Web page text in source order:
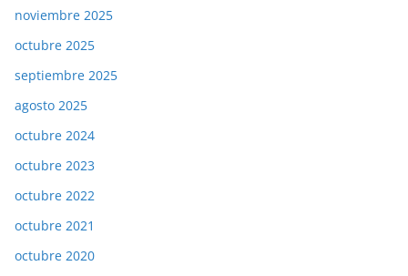
noviembre 2025
octubre 2025
septiembre 2025
agosto 2025
octubre 2024
octubre 2023
octubre 2022
octubre 2021
octubre 2020